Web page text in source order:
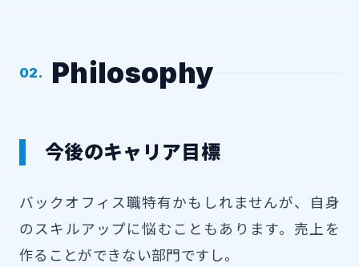
02. Philosophy
今後のキャリア目標
バックオフィス職特有かもしれませんが、自身
のスキルアップに悩むこともあります。売上を
作ることができない部門ですし。